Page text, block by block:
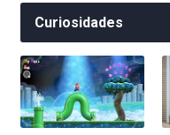
Curiosidades